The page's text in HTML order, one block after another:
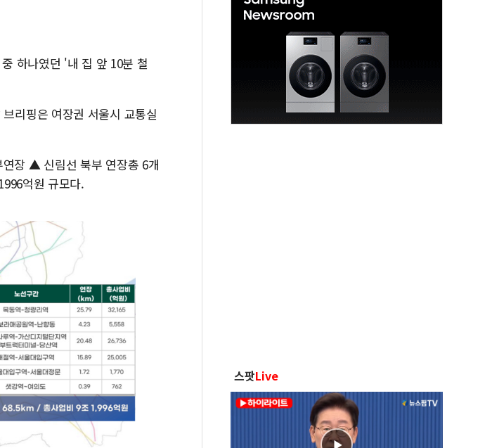
하나였던 '내 집 앞 10분 철
리핑은 여장권 서울시 교통실
장 ▲ 신림선 북부 연장총 6개
억원 규모다.
스팟Live